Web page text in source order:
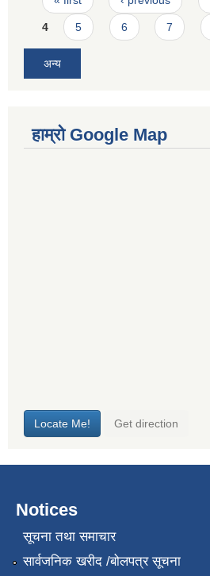
4 5 6 7
अन्य
हाम्रो Google Map
Notices
सूचना तथा समाचार
सार्वजनिक खरीद /बोलपत्र सूचना